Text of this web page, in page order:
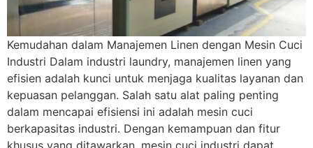
Kemudahan dalam Manajemen Linen dengan Mesin Cuci
Industri Dalam industri laundry, manajemen linen yang
efisien adalah kunci untuk menjaga kualitas layanan dan
kepuasan pelanggan. Salah satu alat paling penting
dalam mencapai efisiensi ini adalah mesin cuci
berkapasitas industri. Dengan kemampuan dan fitur
khusus yang ditawarkan, mesin cuci industri dapat